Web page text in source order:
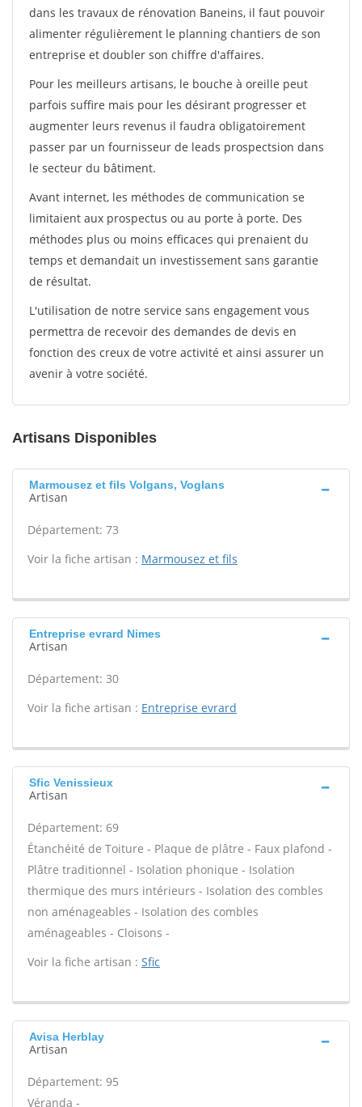
dans les travaux de rénovation Baneins, il faut pouvoir
alimenter régulièrement le planning chantiers de son
entreprise et doubler son chiffre d'affaires.
Pour les meilleurs artisans, le bouche à oreille peut
parfois suffire mais pour les désirant progresser et
augmenter leurs revenus il faudra obligatoirement
passer par un fournisseur de leads prospectsion dans
le secteur du bâtiment.
Avant internet, les méthodes de communication se
limitaient aux prospectus ou au porte à porte. Des
méthodes plus ou moins efficaces qui prenaient du
temps et demandait un investissement sans garantie
de résultat.
L'utilisation de notre service sans engagement vous
permettra de recevoir des demandes de devis en
fonction des creux de votre activité et ainsi assurer un
avenir à votre société.
Artisans Disponibles
Marmousez et fils Volgans, Voglans
Artisan
Département: 73
Voir la fiche artisan : Marmousez et fils
Entreprise evrard Nimes
Artisan
Département: 30
Voir la fiche artisan : Entreprise evrard
Sfic Venissieux
Artisan
Département: 69
Étanchéité de Toiture - Plaque de plâtre - Faux plafond -
Plâtre traditionnel - Isolation phonique - Isolation
thermique des murs intérieurs - Isolation des combles
non aménageables - Isolation des combles
aménageables - Cloisons -
Voir la fiche artisan : Sfic
Avisa Herblay
Artisan
Département: 95
Véranda -